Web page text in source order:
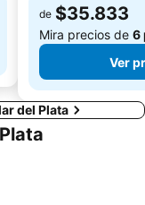
de $35.833
Mira precios de 6
Ver
del Plata